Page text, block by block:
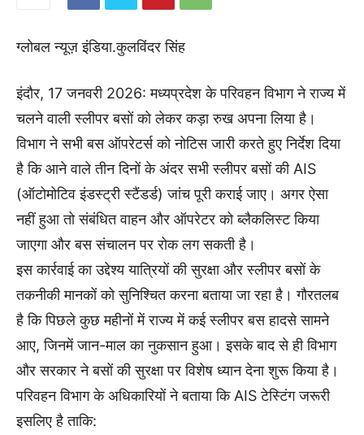
ग्लोबल न्यूज़ इंडिया.कुलविंदर सिंह
इंदौर, 17 जनवरी 2026: मध्यप्रदेश के परिवहन विभाग ने राज्य में
चलने वाली स्लीपर बसों को लेकर कड़ा रुख अपना लिया है।
विभाग ने सभी बस ऑपरेटर्स को नोटिस जारी करते हुए निर्देश दिया
है कि आने वाले तीन दिनों के अंदर सभी स्लीपर बसों की AIS
(ऑटोमोटिव इंडस्ट्री स्टैंडर्ड) जांच पूरी कराई जाए। अगर ऐसा
नहीं हुआ तो संबंधित वाहन और ऑपरेटर को ब्लैकलिस्ट किया
जाएगा और बस संचालन पर रोक लग सकती है।
इस कार्रवाई का उद्देश्य यात्रियों की सुरक्षा और स्लीपर बसों के
तकनीकी मानकों को सुनिश्चित करना बताया जा रहा है। गौरतलब
है कि पिछले कुछ महीनों में राज्य में कई स्लीपर बस हादसे सामने
आए, जिनमें जान-माल का नुकसान हुआ। इसके बाद से ही विभाग
और सरकार ने बसों की सुरक्षा पर विशेष ध्यान देना शुरू किया है।
परिवहन विभाग के अधिकारियों ने बताया कि AIS टेस्टिंग जरूरी
इसलिए है ताकि: